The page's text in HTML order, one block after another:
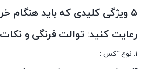
۵ ویژگی کلیدی که باید هنگام
رعایت کنید: توالت فرنگی و
۱. نوع آکس :